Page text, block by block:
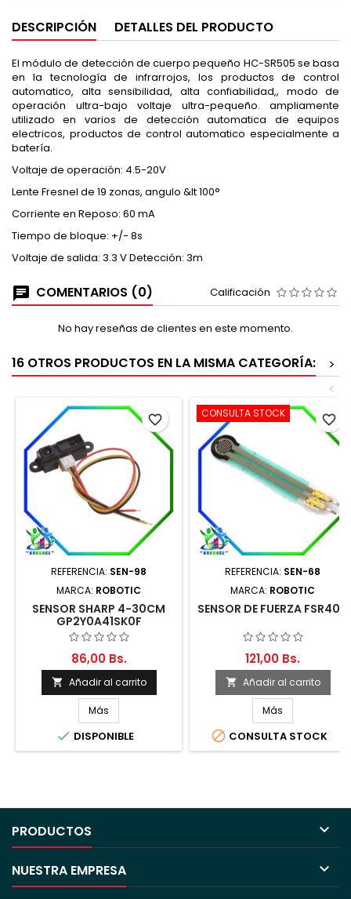
DESCRIPCIÓN DETALLES DEL PRODUCTO
El módulo de detección de cuerpo pequeño HC-SR505 se basa
en la tecnología de infrarrojos, los productos de control
automatico, alta sensibilidad, alta confiabilidad,, modo de
operación ultra-bajo voltaje ultra-pequeño. ampliamente
utilizado en varios de detección automatica de equipos
electricos, productos de control automatico especialmente a
batería.
Voltaje de operación: 4.5-20V
Lente Fresnel de 19 zonas, angulo &lt 100°
Corriente en Reposo: 60 mA
Tiempo de bloque: +/- 8s
Voltaje de salida: 3.3 V Detección: 3m
COMENTARIOS (0) Calificación
No hay reseñas de clientes en este momento.
16 OTROS PRODUCTOS EN LA MISMA CATEGORÍA:
>
<
REFERENCIA: SEN-98
MARCA: ROBOTIC
SENSOR SHARP 4-30CM
GP2Y0A41SK0F
86,00 Bs.
 Añadir al carrito
Más
 DISPONIBLE
favorite_border CONSULTA STOCK
REFERENCIA: SEN-68
MARCA: ROBOTIC
SENSOR DE FUERZA FSR400
121,00 Bs.
 Añadir al carrito
Más
 CONSULTA STOCK
favorite_border
PRODUCTOS 
NUESTRA EMPRESA 